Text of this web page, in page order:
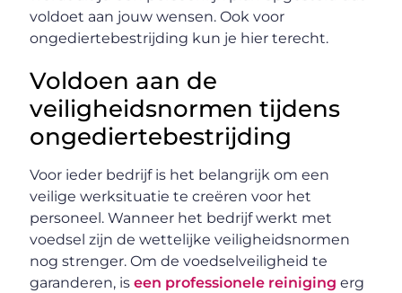
voldoet aan jouw wensen. Ook voor
ongediertebestrijding kun je hier terecht.
Voldoen aan de
veiligheidsnormen tijdens
ongediertebestrijding
Voor ieder bedrijf is het belangrijk om een
veilige werksituatie te creëren voor het
personeel. Wanneer het bedrijf werkt met
voedsel zijn de wettelijke veiligheidsnormen
nog strenger. Om de voedselveiligheid te
garanderen, iseen professionele reiniging erg